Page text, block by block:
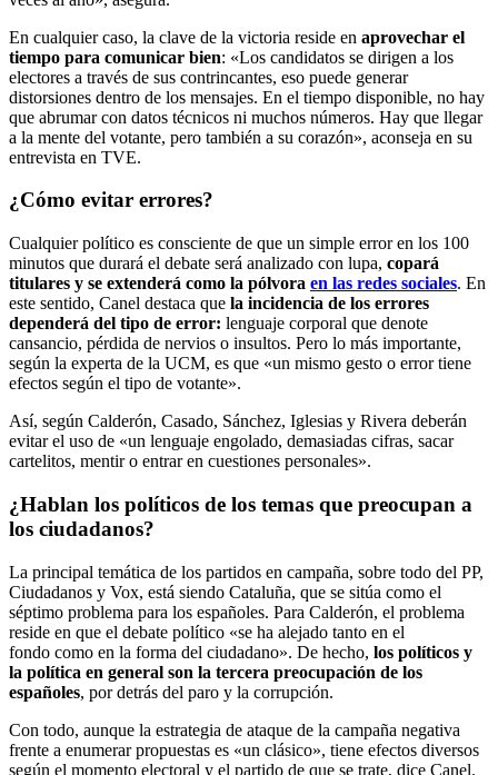
En cualquier caso, la clave de la victoria reside en aprovechar el
tiempo para comunicar bien: «Los candidatos se dirigen a los
electores a través de sus contrincantes, eso puede generar
distorsiones dentro de los mensajes. En el tiempo disponible, no hay
que abrumar con datos técnicos ni muchos números. Hay que llegar
a la mente del votante, pero también a su corazón», aconseja en su
entrevista en TVE.
¿Cómo evitar errores?
Cualquier político es consciente de que un simple error en los 100
minutos que durará el debate será analizado con lupa, copará
titulares y se extenderá como la pólvora en las redes sociales. En
este sentido, Canel destaca que la incidencia de los errores
dependerá del tipo de error: lenguaje corporal que denote
cansancio, pérdida de nervios o insultos. Pero lo más importante,
según la experta de la UCM, es que «un mismo gesto o error tiene
efectos según el tipo de votante».
Así, según Calderón, Casado, Sánchez, Iglesias y Rivera deberán
evitar el uso de «un lenguaje engolado, demasiadas cifras, sacar
cartelitos, mentir o entrar en cuestiones personales».
¿Hablan los políticos de los temas que preocupan a
los ciudadanos?
La principal temática de los partidos en campaña, sobre todo del PP,
Ciudadanos y Vox, está siendo Cataluña, que se sitúa como el
séptimo problema para los españoles. Para Calderón, el problema
reside en que el debate político «se ha alejado tanto en el
fondo como en la forma del ciudadano». De hecho, los políticos y
la política en general son la tercera preocupación de los
españoles, por detrás del paro y la corrupción.
Con todo, aunque la estrategia de ataque de la campaña negativa
frente a enumerar propuestas es «un clásico», tiene efectos diversos
según el momento electoral y el partido de que se trate, dice Canel.